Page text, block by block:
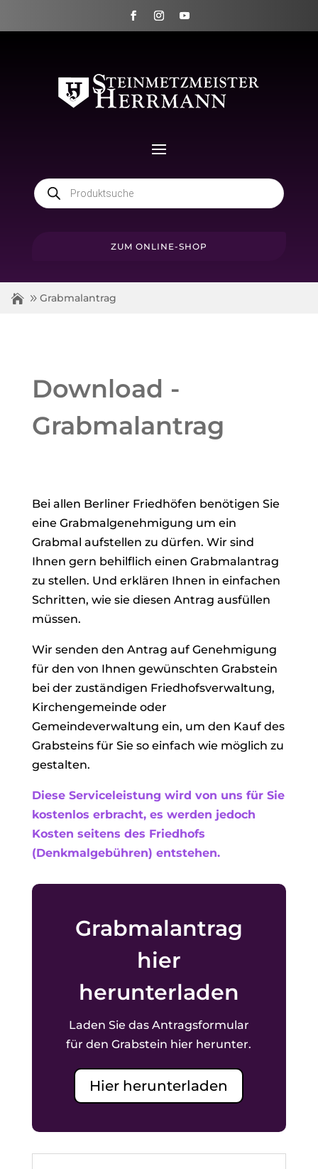
Products
search
ZUM ONLINE-SHOP
Grabmalantrag
Download -
Grabmalantrag
Bei allen Berliner Friedhöfen benötigen Sie
eine Grabmalgenehmigung um ein
Grabmal aufstellen zu dürfen. Wir sind
Ihnen gern behilflich einen Grabmalantrag
zu stellen. Und erklären Ihnen in einfachen
Schritten, wie sie diesen Antrag ausfüllen
müssen.
Wir senden den Antrag auf Genehmigung
für den von Ihnen gewünschten Grabstein
bei der zuständigen Friedhofsverwaltung,
Kirchengemeinde oder
Gemeindeverwaltung ein, um den Kauf des
Grabsteins für Sie so einfach wie möglich zu
gestalten.
Diese Serviceleistung wird von uns für Sie
kostenlos erbracht, es werden jedoch
Kosten seitens des Friedhofs
(Denkmalgebühren) entstehen.
Grabmalantrag
hier
herunterladen
Laden Sie das Antragsformular
für den Grabstein hier herunter.
Hier herunterladen